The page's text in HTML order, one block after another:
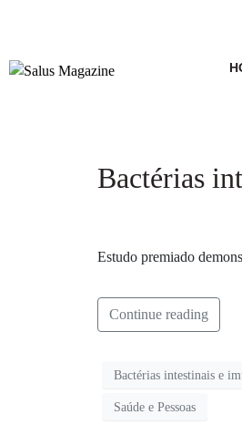
Bactérias
Estudo premiado
Continue reading
Bactérias intestinais e
Saúde e Pessoas